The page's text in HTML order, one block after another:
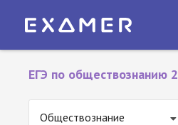
ЕГЭ по обществознанию
Обществознание